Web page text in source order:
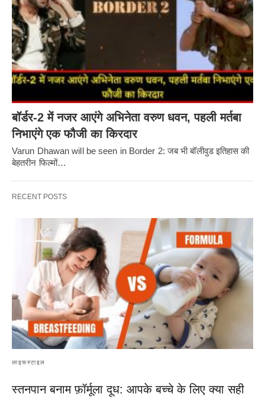
बॉर्डर-2 में नजर आएंगे अभिनेता वरुण धवन, पहली मर्तबा
निभाएंगे एक फौजी का किरदार
Varun Dhawan will be seen in Border 2: जब भी बॉलीवुड इतिहास की
बेहतरीन फिल्मों…
RECENT POSTS
लाइफस्टाइल
स्तनपान बनाम फ़ॉर्मूला दूध: आपके बच्चे के लिए क्या सही